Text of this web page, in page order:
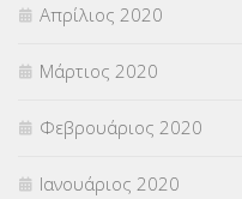
Απρίλιος 2020
Μάρτιος 2020
Φεβρουάριος 2020
Ιανουάριος 2020